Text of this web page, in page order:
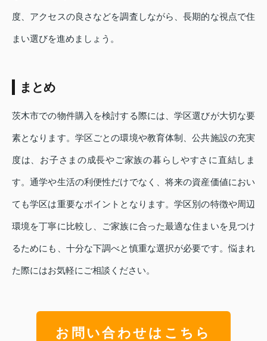
度、アクセスの良さなどを調査しながら、長期的な視点で住
まい選びを進めましょう。
まとめ
茨木市での物件購入を検討する際には、学区選びが大切な要
素となります。学区ごとの環境や教育体制、公共施設の充実
度は、お子さまの成長やご家族の暮らしやすさに直結しま
す。通学や生活の利便性だけでなく、将来の資産価値におい
ても学区は重要なポイントとなります。学区別の特徴や周辺
環境を丁寧に比較し、ご家族に合った最適な住まいを見つけ
るためにも、十分な下調べと慎重な選択が必要です。悩まれ
た際にはお気軽にご相談ください。
お問い合わせはこちら